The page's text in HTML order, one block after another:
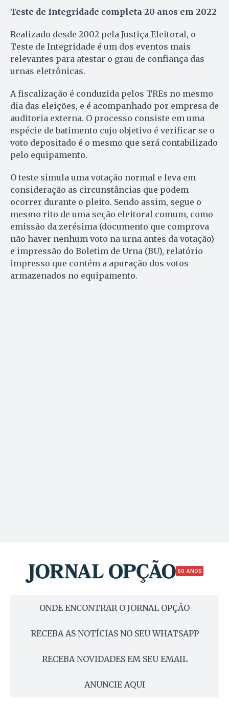
Teste de Integridade completa 20 anos em 2022
Realizado desde 2002 pela Justiça Eleitoral, o
Teste de Integridade é um dos eventos mais
relevantes para atestar o grau de confiança das
urnas eletrônicas.
A fiscalização é conduzida pelos TREs no mesmo
dia das eleições, e é acompanhado por empresa de
auditoria externa. O processo consiste em uma
espécie de batimento cujo objetivo é verificar se o
voto depositado é o mesmo que será contabilizado
pelo equipamento.
O teste simula uma votação normal e leva em
consideração as circunstâncias que podem
ocorrer durante o pleito. Sendo assim, segue o
mesmo rito de uma seção eleitoral comum, como
emissão da zerésima (documento que comprova
não haver nenhum voto na urna antes da votação)
e impressão do Boletim de Urna (BU), relatório
impresso que contém a apuração dos votos
armazenados no equipamento.
50 ANOS
ONDE ENCONTRAR O JORNAL OPÇÃO
RECEBA AS NOTÍCIAS NO SEU WHATSAPP
RECEBA NOVIDADES EM SEU EMAIL
ANUNCIE AQUI